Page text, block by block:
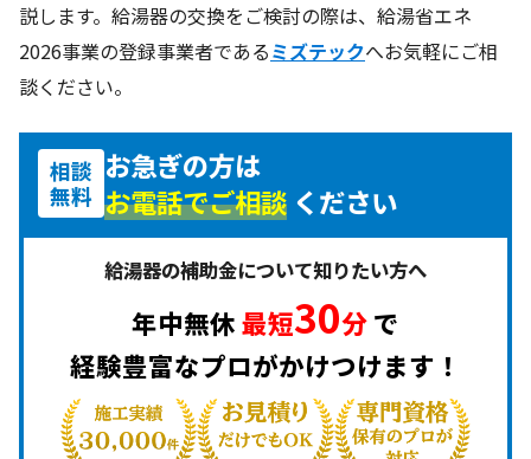
説します。給湯器の交換をご検討の際は、給湯省エネ
2026事業の登録事業者であるミズテックへお気軽にご相
談ください。
相談
無料
お急ぎの方は
お電話でご相談 ください
給湯器の補助金について知りたい方へ
年中無休最短30分で
経験豊富なプロがかけつけます！